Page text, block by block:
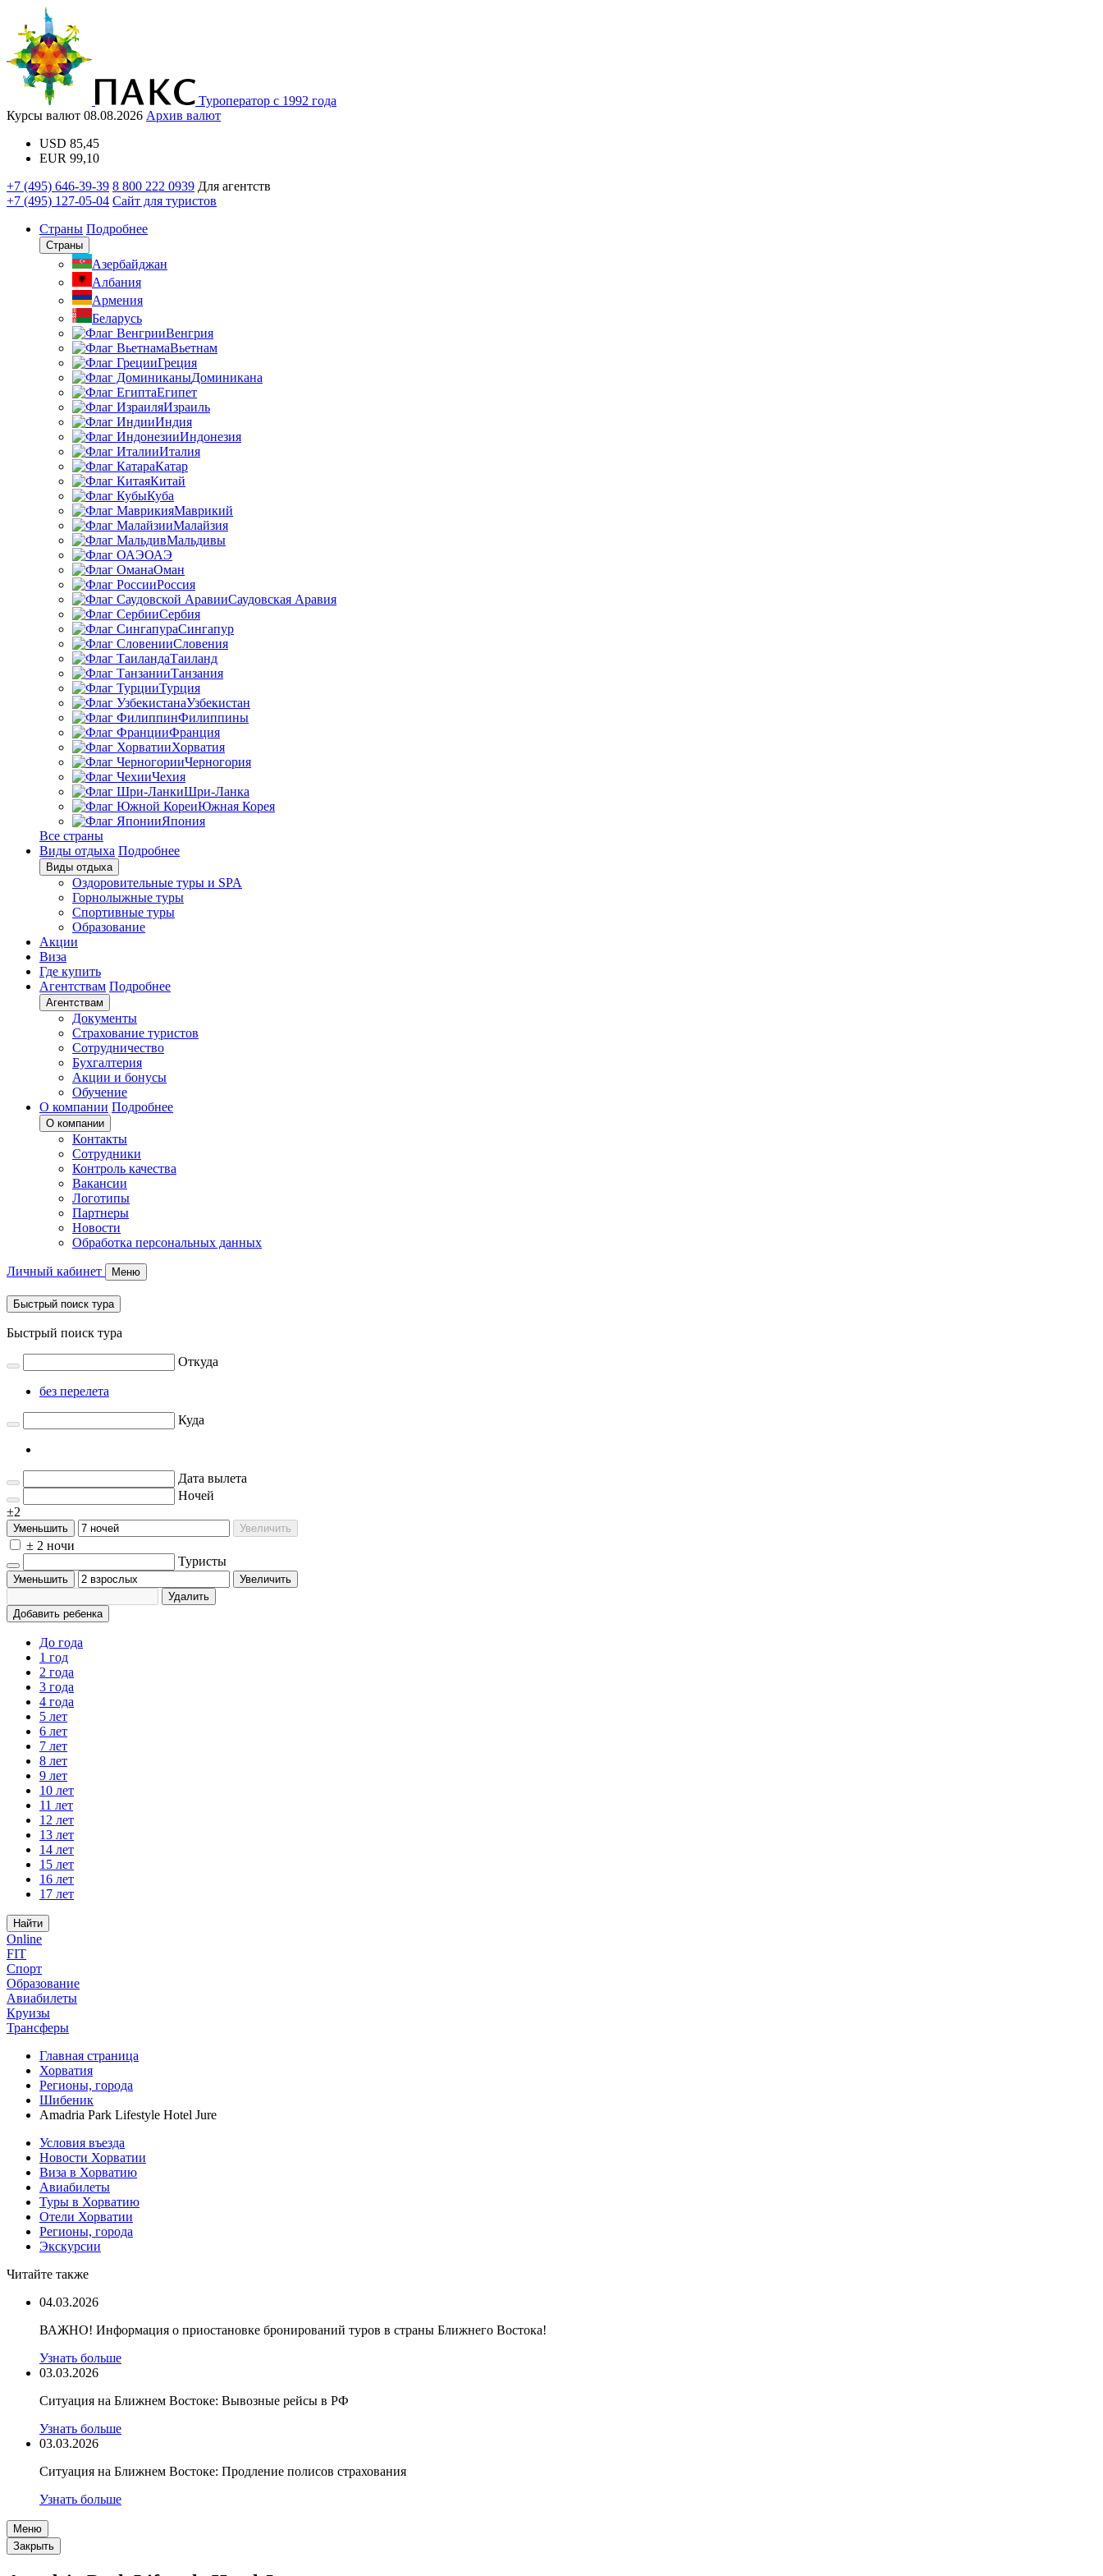
Туроператор с 1992 года
Курсы валют 08.08.2026 Архив валют
USD 85,45
EUR 99,10
+7 (495) 646-39-39 8 800 222 0939 Для агентств
+7 (495) 127-05-04 Сайт для туристов
Страны Подробнее
Страны
Азербайджан
Албания
Армения
Беларусь
Венгрия
Вьетнам
Греция
Доминикана
Египет
Израиль
Индия
Индонезия
Италия
Катар
Китай
Куба
Маврикий
Малайзия
Мальдивы
ОАЭ
Оман
Россия
Саудовская Аравия
Сербия
Сингапур
Словения
Таиланд
Танзания
Турция
Узбекистан
Филиппины
Франция
Хорватия
Черногория
Чехия
Шри-Ланка
Южная Корея
Япония
Все страны
Виды отдыха Подробнее
Виды отдыха
Оздоровительные туры и SPA
Горнолыжные туры
Спортивные туры
Образование
Акции
Виза
Где купить
Агентствам Подробнее
Агентствам
Документы
Страхование туристов
Сотрудничество
Бухгалтерия
Акции и бонусы
Обучение
О компании Подробнее
О компании
Контакты
Сотрудники
Контроль качества
Вакансии
Логотипы
Партнеры
Новости
Обработка персональных данных
Личный кабинет Меню
Быстрый поиск тура
Быстрый поиск тура
Откуда
без перелета
Куда
Дата вылета
Ночей
±2
Уменьшить Увеличить
± 2 ночи
Туристы
Уменьшить
Увеличить
Удалить
Добавить ребенка
До года
1 год
2 года
3 года
4 года
5 лет
6 лет
7 лет
8 лет
9 лет
10 лет
11 лет
12 лет
13 лет
14 лет
15 лет
16 лет
17 лет
Найти
Online
FIT
Спорт
Образование
Авиабилеты
Круизы
Трансферы
Главная страница
Хорватия
Регионы, города
Шибеник
Amadria Park Lifestyle Hotel Jure
Условия въезда
Новости Хорватии
Виза в Хорватию
Авиабилеты
Туры в Хорватию
Отели Хорватии
Регионы, города
Экскурсии
Читайте также
04.03.2026
ВАЖНО! Информация о приостановке бронирований туров в страны Ближнего Востока!
Узнать больше
03.03.2026
Ситуация на Ближнем Востоке: Вывозные рейсы в РФ
Узнать больше
03.03.2026
Ситуация на Ближнем Востоке: Продление полисов страхования
Узнать больше
Меню
Закрыть